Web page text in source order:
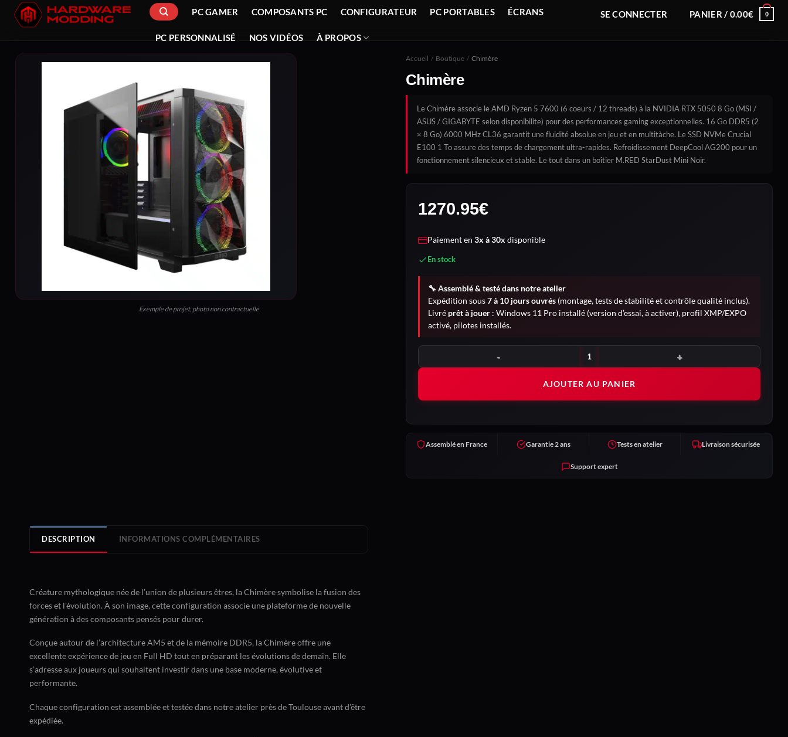
Passer
PC GAMER COMPOSANTS PC CONFIGURATEUR PC PORTABLES ÉCRANS
PC PERSONNALISÉ NOS VIDÉOS À PROPOS
SE CONNECTER PANIER / 0.00€ 0
Exemple de projet, photo non contractuelle
Accueil / Boutique / Chimère
Chimère
Le Chimère associe le AMD Ryzen 5 7600 (6 coeurs / 12 threads) à la NVIDIA RTX 5050 8 Go (MSI /
ASUS / GIGABYTE selon disponibilite) pour des performances gaming exceptionnelles. 16 Go DDR5 (2
× 8 Go) 6000 MHz CL36 garantit une fluidité absolue en jeu et en multitàche. Le SSD NVMe Crucial
E100 1 To assure des temps de chargement ultra-rapides. Refroidissement DeepCool AG200 pour un
fonctionnement silencieux et stable. Le tout dans un boîtier M.RED StarDust Mini Noir.
1270.95€
Paiement en 3x à 30x disponible
En stock
🔧 Assemblé & testé dans notre atelier
Expédition sous7 à 10 jours ouvrés (montage, tests de stabilité et contrôle qualité inclus).
Livré prêt à jouer : Windows 11 Pro installé (version d’essai, à activer), profil XMP/EXPO
activé, pilotes installés.
AJOUTER AU PANIER
Assemblé en France Garantie 2 ans Tests en atelier Livraison sécurisée
Support expert
DESCRIPTION INFORMATIONS COMPLÉMENTAIRES
Créature mythologique née de l’union de plusieurs êtres, la Chimère symbolise la fusion des
forces et l’évolution. À son image, cette configuration associe une plateforme de nouvelle
génération à des composants pensés pour durer.
Conçue autour de l’architecture AM5 et de la mémoire DDR5, la Chimère offre une
excellente expérience de jeu en Full HD tout en préparant les évolutions de demain. Elle
s’adresse aux joueurs qui souhaitent investir dans une base moderne, évolutive et
performante.
Chaque configuration est assemblée et testée dans notre atelier près de Toulouse avant d’être
expédiée.